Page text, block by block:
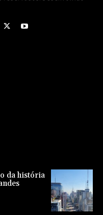
da história